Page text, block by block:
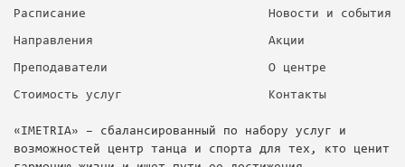
«IMETRIA» – сбалансированный по набору услуг и
возможностей центр танца и спорта для тех, кто ценит
Расписание
Направления
Преподаватели
Стоимость услуг
Новости и события
Акции
О центре
Контакты